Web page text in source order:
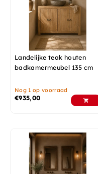
Landelijke teak houten
badkamermeubel 135 cm
Nog 1 op voorraad
€935,00